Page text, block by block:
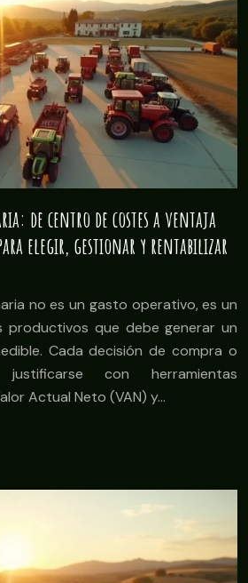
de centro de costes a ventaja
elegir, gestionar y rentabilizar
no es un gasto operativo, es un
que debe generar un
Cada decisión de compra o
con herramientas
Actual Neto (VAN) y…